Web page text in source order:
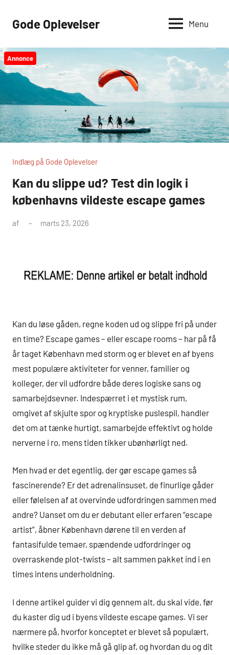
Gode Oplevelser Menu
Annonce
Indlæg på Gode Oplevelser
Kan du slippe ud? Test din logik i
københavns vildeste escape games
af marts 23, 2026
Kan du løse gåden, regne koden ud og slippe fri på under
en time? Escape games – eller escape rooms – har på få
år taget København med storm og er blevet en af byens
mest populære aktiviteter for venner, familier og
kolleger, der vil udfordre både deres logiske sans og
samarbejdsevner. Indespærret i et mystisk rum,
omgivet af skjulte spor og kryptiske puslespil, handler
det om at tænke hurtigt, samarbejde effektivt og holde
nerverne i ro, mens tiden tikker ubønhørligt ned.
Men hvad er det egentlig, der gør escape games så
fascinerende? Er det adrenalinsuset, de finurlige gåder
eller følelsen af at overvinde udfordringen sammen med
andre? Uanset om du er debutant eller erfaren “escape
artist”, åbner København dørene til en verden af
fantasifulde temaer, spændende udfordringer og
overraskende plot-twists – alt sammen pakket ind i en
times intens underholdning.
I denne artikel guider vi dig gennem alt, du skal vide, før
du kaster dig ud i byens vildeste escape games. Vi ser
nærmere på, hvorfor konceptet er blevet så populært,
hvilke steder du ikke må gå glip af, og hvordan du og dit